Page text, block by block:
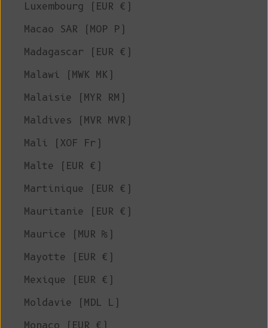
Luxembourg (EUR €)
Macao SAR (MOP P)
Madagascar (EUR €)
Malawi (MWK MK)
Malaisie (MYR RM)
Maldives (MVR MVR)
Mali (XOF Fr)
Malte (EUR €)
Martinique (EUR €)
Mauritanie (EUR €)
Maurice (MUR ₨)
Mayotte (EUR €)
Mexique (EUR €)
Moldavie (MDL L)
Monaco (EUR €)